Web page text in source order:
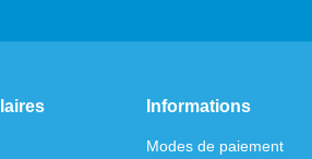
Informations
Modes de paiement